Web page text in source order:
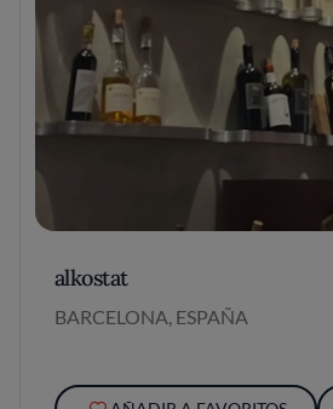
alkostat
BARCELONA, ESPAÑA